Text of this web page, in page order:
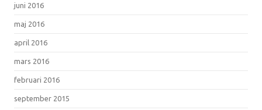
juni 2016
maj 2016
april 2016
mars 2016
februari 2016
september 2015